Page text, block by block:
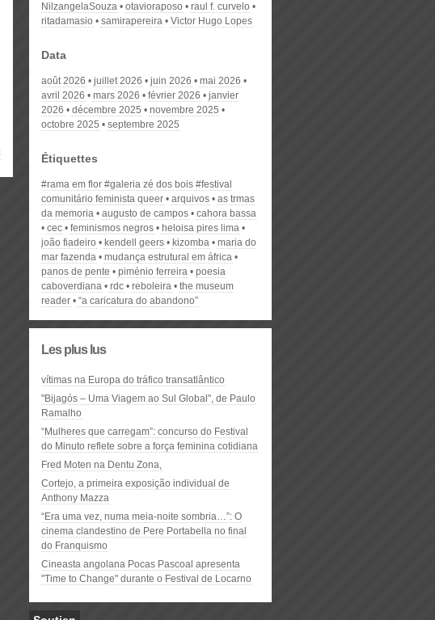
NilzangelaSouza
otavioraposo
raul f. curvelo
ritadamasio
samirapereira Victor Hugo Lopes
Data
août 2026 juillet 2026 juin 2026
mai 2026
avril 2026
mars 2026 février 2026
janvier
2026
décembre 2025
novembre 2025
octobre 2025
septembre 2025
Étiquettes
#rama em flor #galeria zé dos bois #festival
comunitário feminista queer
arquivos
as trmas
da memoria
augusto de campos
cahora bassa
cec
feminismos negros
heloisa pires lima
joão fiadeiro
kendell geers kizomba
maria do
mar fazenda
mudança estrutural em áfrica
panos de pente
piménio ferreira
poesia
caboverdiana
rdc reboleira
the museum
reader
“a caricatura do abandono”
Les plus lus
vítimas na Europa do tráfico transatlântico
"Bijagós – Uma Viagem ao Sul Global", de Paulo
Ramalho
“Mulheres que carregam”: concurso do Festival
do Minuto reflete sobre a força feminina cotidiana
Fred Moten na Dentu Zona,
Cortejo, a primeira exposição individual de
Anthony Mazza
“Era uma vez, numa meia-noite sombria…”: O
cinema clandestino de Pere Portabella no final
do Franquismo
Cineasta angolana Pocas Pascoal apresenta
"Time to Change" durante o Festival de Locarno